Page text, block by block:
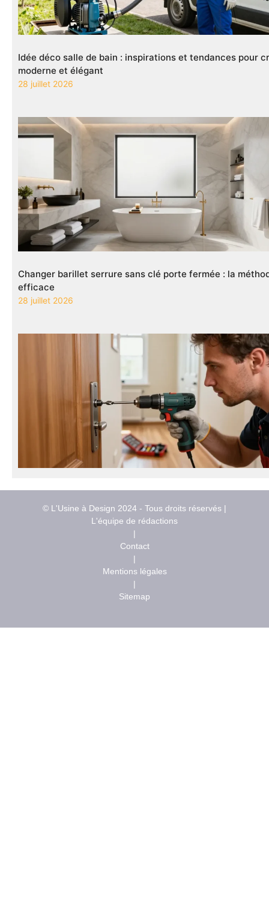
Idée déco salle de bain : inspirations et tendances pour
moderne et élégant
28 juillet 2026
Changer barillet serrure sans clé porte fermée : la
efficace
28 juillet 2026
© L'Usine à Design 2024 - Tous droits réservés |
L'équipe de rédactions
|
Contact
|
Mentions légales
|
Sitemap